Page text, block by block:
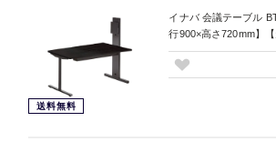
送料無料
イナバ 会議テーブル
行900×高さ720mm】【